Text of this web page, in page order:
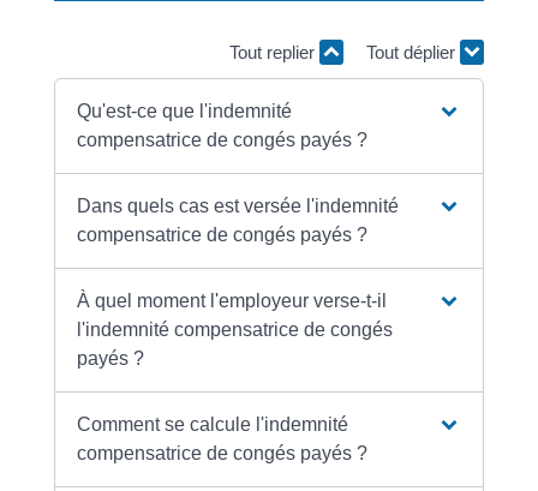
Tout replier Tout déplier
Qu'est-ce que l'indemnité
compensatrice de congés payés ?
Dans quels cas est versée l'indemnité
compensatrice de congés payés ?
À quel moment l'employeur verse-t-il
l'indemnité compensatrice de congés
payés ?
Comment se calcule l'indemnité
compensatrice de congés payés ?